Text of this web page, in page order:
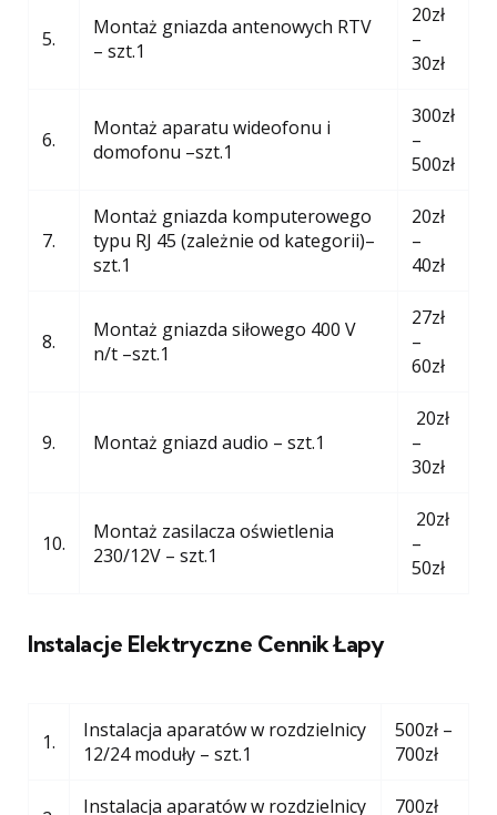
5.
Montaż gniazda antenowych RTV
– szt.1
20zł
–
30zł
6.
Montaż aparatu wideofonu i
domofonu –szt.1
300zł
–
500zł
7.
Montaż gniazda komputerowego
typu RJ 45 (zależnie od kategorii)–
szt.1
20zł
–
40zł
8.
Montaż gniazda siłowego 400 V
n/t –szt.1
27zł
–
60zł
9. Montaż gniazd audio – szt.1
20zł
–
30zł
10.
Montaż zasilacza oświetlenia
230/12V – szt.1
20zł
–
50zł
Instalacje Elektryczne Cennik Łapy
1.
Instalacja aparatów w rozdzielnicy
12/24 moduły – szt.1
500zł –
700zł
Instalacja aparatów w rozdzielnicy 700zł